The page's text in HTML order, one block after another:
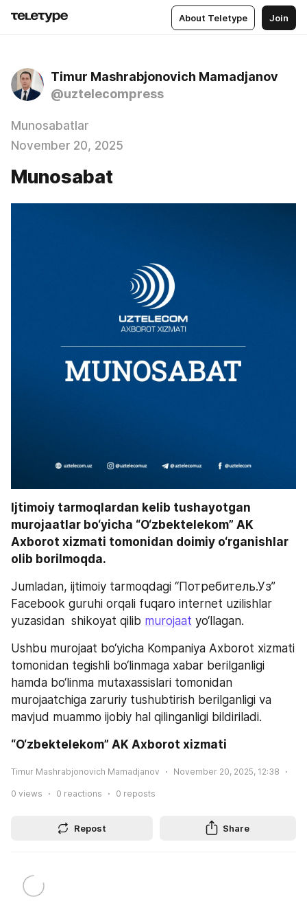
About Teletype Join
Timur Mashrabjonovich Mamadjanov
@uztelecompress
Munosabatlar
November 20, 2025
Munosabat
Ijtimoiy tarmoqlardan kelib tushayotgan
murojaatlar bo‘yicha “O‘zbektelekom” AK
Axborot xizmati tomonidan doimiy o‘rganishlar
olib borilmoqda.
Jumladan, ijtimoiy tarmoqdagi “Потребитель.Уз”
Facebook guruhi orqali fuqaro internet uzilishlar
yuzasidan  shikoyat qilib murojaat yo‘llagan.
Ushbu murojaat bo‘yicha Kompaniya Axborot xizmati
tomonidan tegishli bo‘linmaga xabar berilganligi
hamda bo‘linma mutaxassislari tomonidan
murojaatchiga zaruriy tushubtirish berilganligi va
mavjud muammo ijobiy hal qilinganligi bildiriladi.
“O‘zbektelekom” AK Axborot xizmati
Timur Mashrabjonovich Mamadjanov November 20, 2025, 12:38
0 views 0 reactions 0 reposts
Repost Share